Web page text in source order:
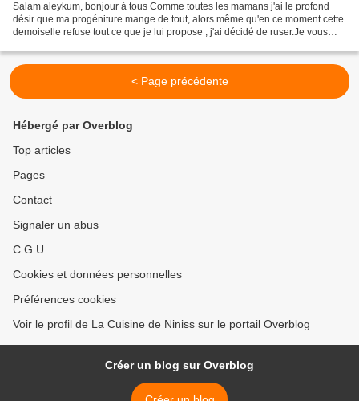
Salam aleykum, bonjour à tous Comme toutes les mamans j'ai le profond
désir que ma progéniture mange de tout, alors même qu'en ce moment cette
demoiselle refuse tout ce que je lui propose , j'ai décidé de ruser.Je vous
< Page précédente
Hébergé par Overblog
Top articles
Pages
Contact
Signaler un abus
C.G.U.
Cookies et données personnelles
Préférences cookies
Voir le profil de La Cuisine de Niniss sur le portail Overblog
Créer un blog sur Overblog